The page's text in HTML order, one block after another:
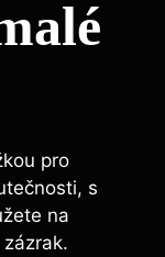
pro
s
na